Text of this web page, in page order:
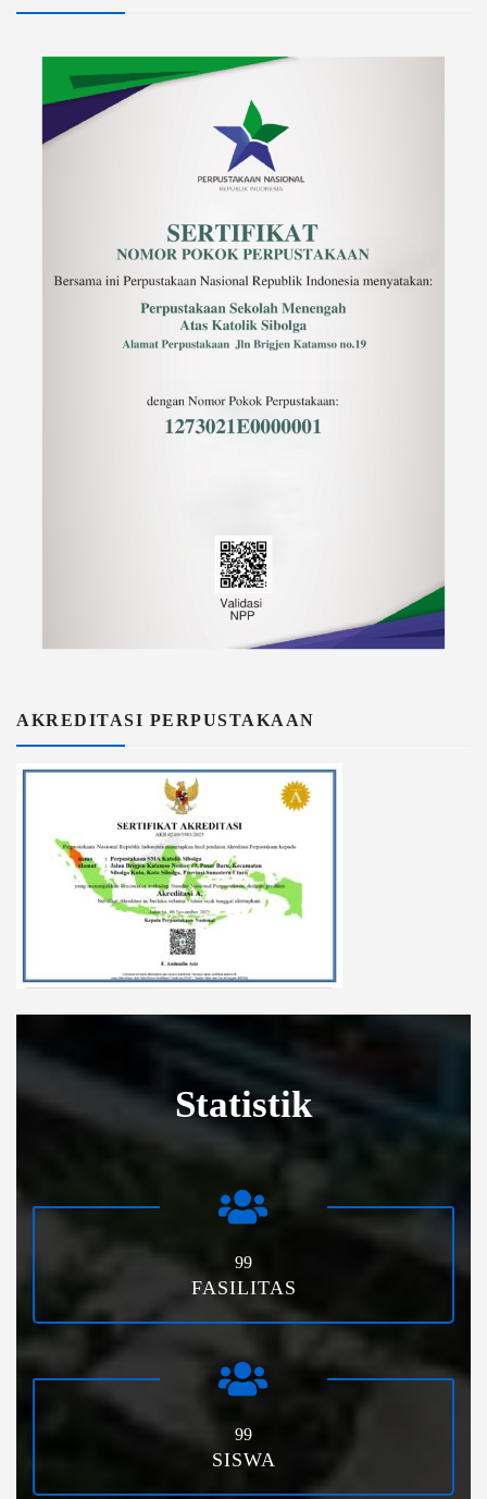
AKREDITASI PERPUSTAKAAN
Statistik
99
FASILITAS
99
SISWA